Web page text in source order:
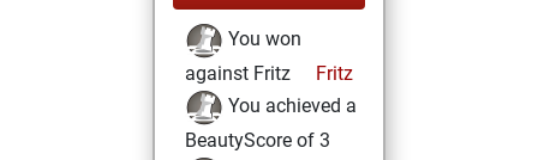
You won
against Fritz
Fritz
You achieved a
BeautyScore of 3